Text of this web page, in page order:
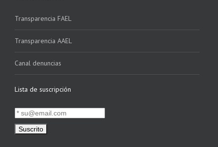
Transparencia FAEL
Transparencia AAEL
Canal denuncias
Lista de suscripción